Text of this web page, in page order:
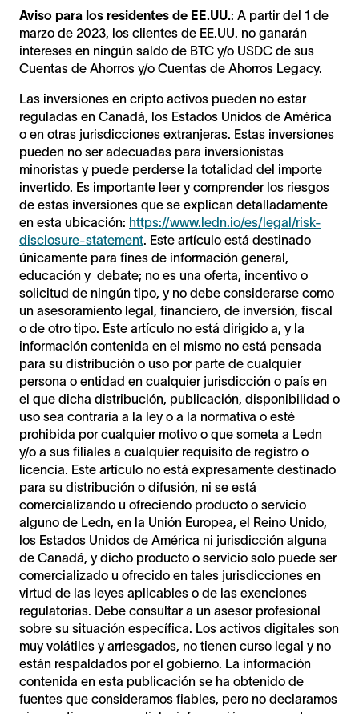
Aviso para los residentes de EE.UU.: A partir del 1 de
marzo de 2023, los clientes de EE.UU. no ganarán
intereses en ningún saldo de BTC y/o USDC de sus
Cuentas de Ahorros y/o Cuentas de Ahorros Legacy.
Las inversiones en cripto activos pueden no estar
reguladas en Canadá, los Estados Unidos de América
o en otras jurisdicciones extranjeras. Estas inversiones
pueden no ser adecuadas para inversionistas
minoristas y puede perderse la totalidad del importe
invertido. Es importante leer y comprender los riesgos
de estas inversiones que se explican detalladamente
en esta ubicación: https://www.ledn.io/es/legal/risk-
disclosure-statement . Este artículo está destinado
únicamente para fines de información general,
educación y debate; no es una oferta, incentivo o
solicitud de ningún tipo, y no debe considerarse como
un asesoramiento legal, financiero, de inversión, fiscal
o de otro tipo. Este artículo no está dirigido a, y la
información contenida en el mismo no está pensada
para su distribución o uso por parte de cualquier
persona o entidad en cualquier jurisdicción o país en
el que dicha distribución, publicación, disponibilidad o
uso sea contraria a la ley o a la normativa o esté
prohibida por cualquier motivo o que someta a Ledn
y/o a sus filiales a cualquier requisito de registro o
licencia. Este artículo no está expresamente destinado
para su distribución o difusión, ni se está
comercializando u ofreciendo producto o servicio
alguno de Ledn, en la Unión Europea, el Reino Unido,
los Estados Unidos de América ni jurisdicción alguna
de Canadá, y dicho producto o servicio solo puede ser
comercializado u ofrecido en tales jurisdicciones en
virtud de las leyes aplicables o de las exenciones
regulatorias. Debe consultar a un asesor profesional
sobre su situación específica. Los activos digitales son
muy volátiles y arriesgados, no tienen curso legal y no
están respaldados por el gobierno. La información
contenida en esta publicación se ha obtenido de
fuentes que consideramos fiables, pero no declaramos